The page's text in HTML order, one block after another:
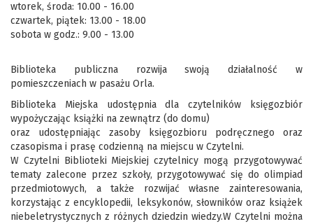
wtorek, środa: 10.00 - 16.00
czwartek, piątek: 13.00 - 18.00
sobota w godz.: 9.00 - 13.00
Biblioteka publiczna rozwija swoją działalność w
pomieszczeniach w pasażu Orla.
Biblioteka Miejska udostępnia dla czytelników księgozbiór
wypożyczając książki na zewnątrz (do domu)
oraz udostępniając zasoby księgozbioru podręcznego oraz
czasopisma i prasę codzienną na miejscu w Czytelni.
W Czytelni Biblioteki Miejskiej czytelnicy mogą przygotowywać
tematy zalecone przez szkoły, przygotowywać się do olimpiad
przedmiotowych, a także rozwijać własne zainteresowania,
korzystając z encyklopedii, leksykonów, słowników oraz książek
niebeletrystycznych z różnych dziedzin wiedzy.W Czytelni można